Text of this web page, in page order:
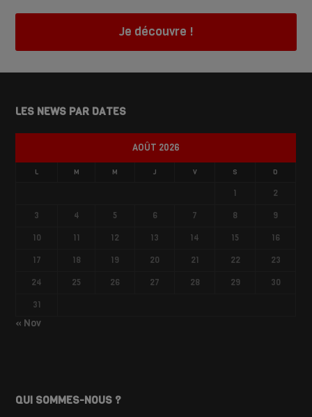
Je découvre !
LES NEWS PAR DATES
AOÛT 2026
L M M J V S D
1
2
3
4 5 6 7 8
9
10
11 12 13 14 15
16
17
18 19 20 21 22
23
24
25 26 27 28 29
30
31
« Nov
QUI SOMMES-NOUS ?